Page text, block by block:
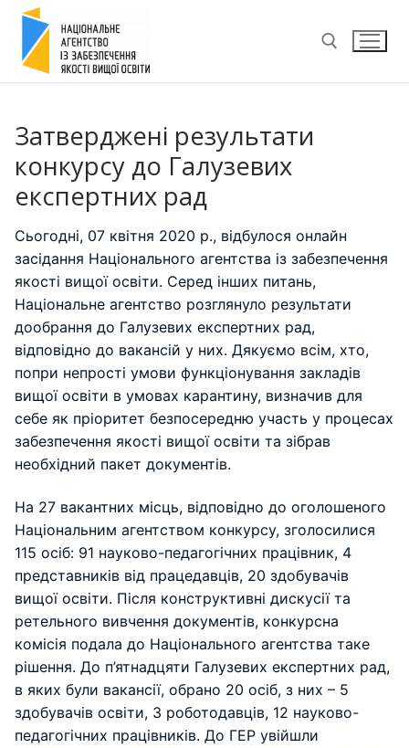
Перейти
вмісту
Затверджені результати
конкурсу до Галузевих
експертних рад
Сьогодні, 07 квітня 2020 р., відбулося онлайн
засідання Національного агентства із забезпечення
якості вищої освіти. Серед інших питань,
Національне агентство розглянуло результати
дообрання до Галузевих експертних рад,
відповідно до вакансій у них. Дякуємо всім, хто,
попри непрості умови функціонування закладів
вищої освіти в умовах карантину, визначив для
себе як пріоритет безпосередню участь у процесах
забезпечення якості вищої освіти та зібрав
необхідний пакет документів.
На 27 вакантних місць, відповідно до оголошеного
Національним агентством конкурсу, зголосилися
115 осіб: 91 науково-педагогічних працівник, 4
представників від працедавців, 20 здобувачів
вищої освіти. Після конструктивні дискусії та
ретельного вивчення документів, конкурсна
комісія подала до Національного агентства таке
рішення. До п’ятнадцяти Галузевих експертних рад,
в яких були вакансії, обрано 20 осіб, з них – 5
здобувачів освіти, 3 роботодавців, 12 науково-
педагогічних працівників. До ГЕР увійшли